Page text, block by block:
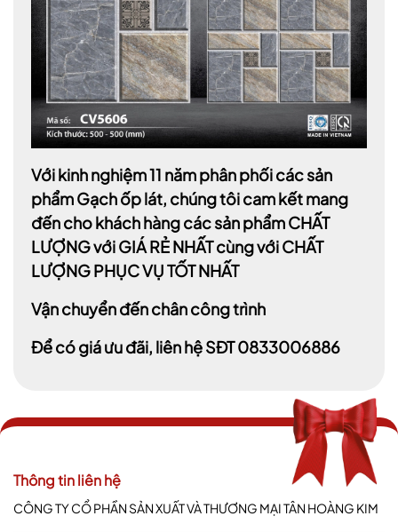
Với kinh nghiệm 11 năm phân phối các sản
phẩm Gạch ốp lát, chúng tôi cam kết mang
đến cho khách hàng các sản phẩm CHẤT
LƯỢNG với GIÁ RẺ NHẤT cùng với CHẤT
LƯỢNG PHỤC VỤ TỐT NHẤT
Vận chuyển đến chân công trình
Để có giá ưu đãi, liên hệ SĐT 0833006886
Thông tin liên hệ
CÔNG TY CỔ PHẦN SẢN XUẤT VÀ THƯƠNG MẠI TÂN HOÀNG KIM